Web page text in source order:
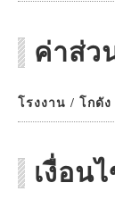
ค่าส่ว
โรงงาน / โกดัง
เงื่อน